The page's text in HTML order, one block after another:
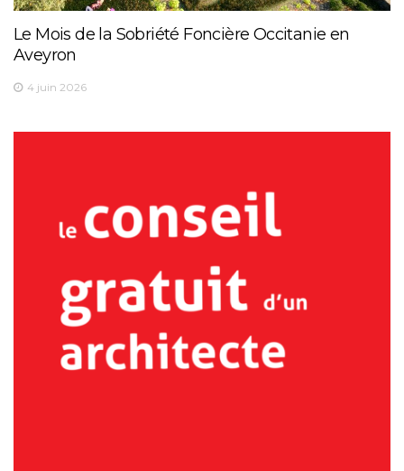
Le Mois de la Sobriété Foncière Occitanie en
Aveyron
4 juin 2026